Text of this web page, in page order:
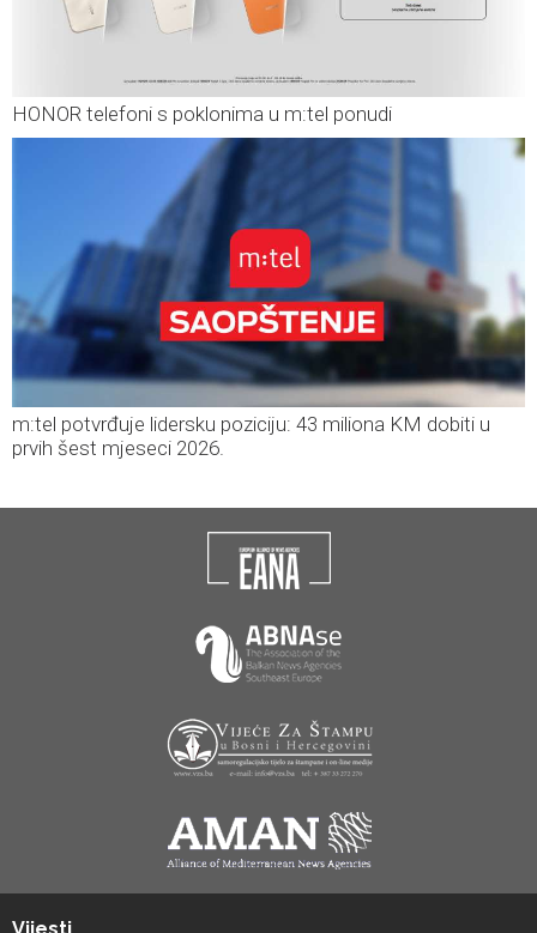
HONOR telefoni s poklonima u m:tel ponudi
m:tel potvrđuje lidersku poziciju: 43 miliona KM dobiti u
prvih šest mjeseci 2026.